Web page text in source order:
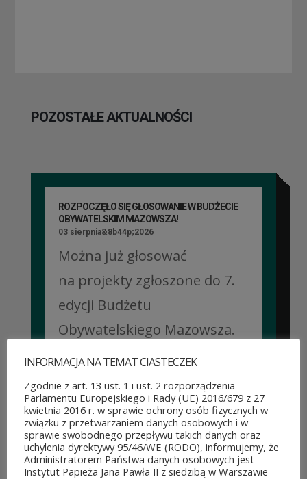
POZOSTAŁE AKTUALNOŚCI
ROZPOCZĘŁO SIĘ GŁOSOWANIE W BUDŻECIE
OBYWATELSKIM MAZOWSZA!
03 sierpnia&8b44p;2026
Można już głosować
na projekty zgłoszone do 7.
edycji Budżetu
Obywatelskiego Mazowsza.
To mieszkańcy zdecydują,
które pomysły dostaną
dofinansowanie z budżetu
samorządu województwa
mazowieckiego. Do rozdania
INFORMACJA NA TEMAT CIASTECZEK
Zgodnie z art. 13 ust. 1 i ust. 2 rozporządzenia
Parlamentu Europejskiego i Rady (UE) 2016/679 z 27
kwietnia 2016 r. w sprawie ochrony osób fizycznych w
związku z przetwarzaniem danych osobowych i w
sprawie swobodnego przepływu takich danych oraz
uchylenia dyrektywy 95/46/WE (RODO), informujemy, że
Administratorem Państwa danych osobowych jest
Instytut Papieża Jana Pawła II z siedzibą w Warszawie